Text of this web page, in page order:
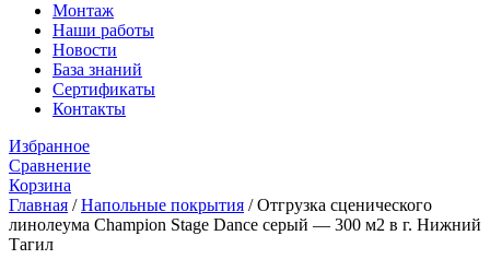
Монтаж
Наши работы
Новости
База знаний
Сертификаты
Контакты
Избранное
Сравнение
Корзина
Главная /Напольные покрытия /Отгрузка сценического
линолеума Champion Stage Dance серый — 300 м2 в г. Нижний
Тагил